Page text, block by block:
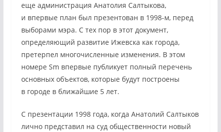
еще администрация Анатолия Салтыкова,
и впервые план был презентован в 1998-м, перед
выборами мэра. С тех пор в этот документ,
определяющий развитие Ижевска как города,
претерпел многочисленные изменения. В этом
номере Sm впервые публикует полный перечень
основных объектов, которые будут построены
в городе в ближайшие 5 лет.
С презентации 1998 года, когда Анатолий Салтыков
лично представил на суд общественности новый